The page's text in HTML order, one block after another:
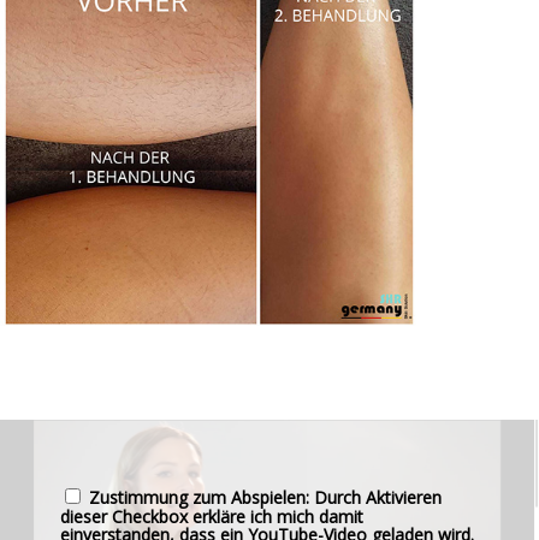
Zustimmung zum Abspielen: Durch Aktivieren
dieser Checkbox erkläre ich mich damit
einverstanden, dass ein YouTube-Video geladen wird.